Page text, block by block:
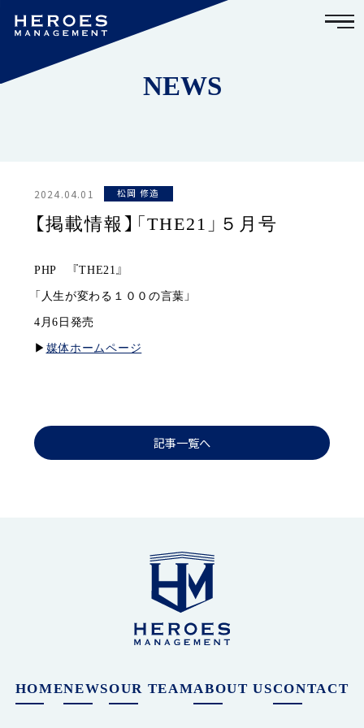
NEWS
2024.04.01 松岡 修造
【掲載情報】「THE21」５月号
PHP 『THE21』
「人生が変わる１００の言葉」
4月6日発売
▶︎ 媒体ホームページ
記事一覧へ
HOMENEWSOUR TEAMABOUT USCONTACT